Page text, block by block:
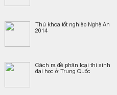
Thủ khoa tốt nghiệp Nghệ An
2014
Cách ra đề phân loại thí sinh
đại học ở Trung Quốc